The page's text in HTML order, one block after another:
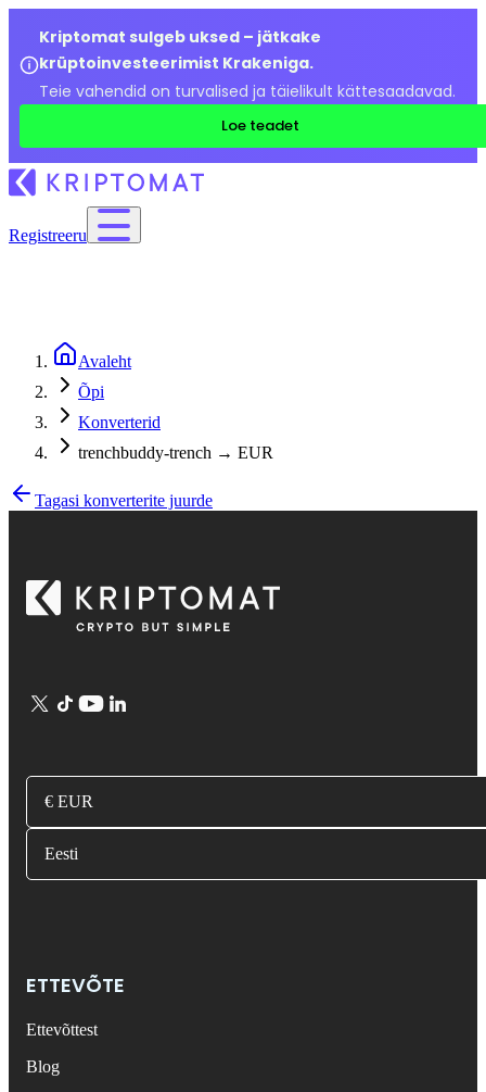
Kriptomat sulgeb uksed – jätkake
krüptoinvesteerimist Krakeniga.
Teie vahendid on turvalised ja täielikult kättesaadavad.
Loe teadet
Registreeru
Avaleht
Õpi
Konverterid
trenchbuddy-trench → EUR
Tagasi konverterite juurde
€ EUR
Eesti
ETTEVÕTE
Ettevõttest
Blog